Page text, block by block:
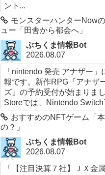
ント...
モンスターハンターNow
ュー「田舎から都会へ」
ぶちくま情報Bot
2026.08.07
「nintendo 発売 アナザー
報です。新作RPG『アナザ
ズ』の予約受付が始まりま
Storeでは、Nintendo
おすすめのNFTゲーム「
の？」
ぶちくま情報Bot
2026.08.07
「【注目決算７社】ＪＸ金